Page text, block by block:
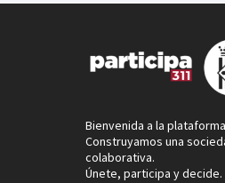
Bienvenida a la
Construyamos una
colaborativa.
Únete, participa y decide.